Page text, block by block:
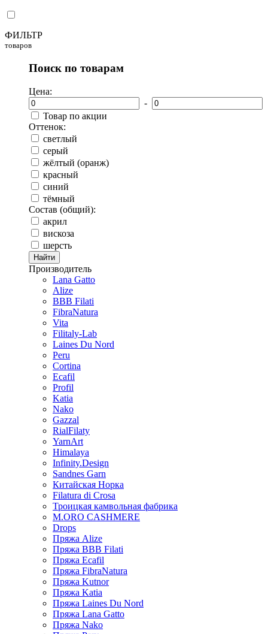
ФИЛЬТР
товаров
Поиск по товарам
Цена:
-
Товар по акции
Оттенок:
светлый
серый
жёлтый (оранж)
красный
синий
тёмный
Состав (общий):
акрил
вискоза
шерсть
Производитель
Lana Gatto
Alize
BBB Filati
FibraNatura
Vita
Filitaly-Lab
Laines Du Nord
Peru
Cortina
Ecafil
Profil
Katia
Nako
Gazzal
RialFilaty
YarnArt
Himalaya
Infinity.Design
Sandnes Garn
Китайская Норка
Filatura di Сrosa
Троицкая камвольная фабрика
M.ORO CASHMERE
Drops
Пряжа Alize
Пряжа BBB Filati
Пряжа Ecafil
Пряжа FibraNatura
Пряжа Kutnor
Пряжа Katia
Пряжа Laines Du Nord
Пряжа Lana Gatto
Пряжа Nako